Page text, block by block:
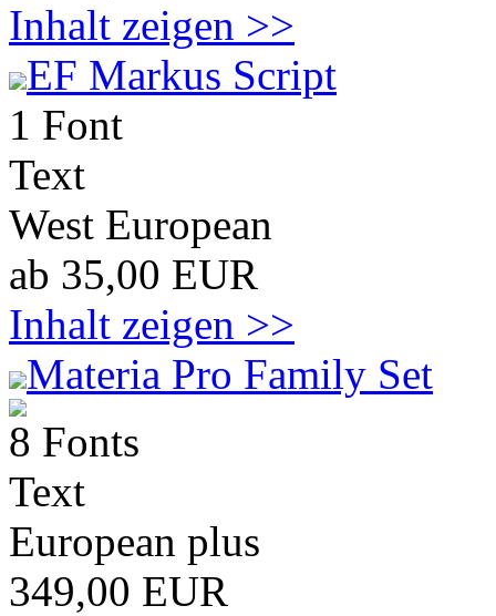
Inhalt zeigen >>
EF Markus Script
1 Font
Text
West European
ab 35,00 EUR
Inhalt zeigen >>
Materia Pro Family Set
8 Fonts
Text
European plus
349,00 EUR